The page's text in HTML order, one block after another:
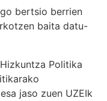
bertsio berrien
baita datu-
Politika
jaso zuen UZEIk